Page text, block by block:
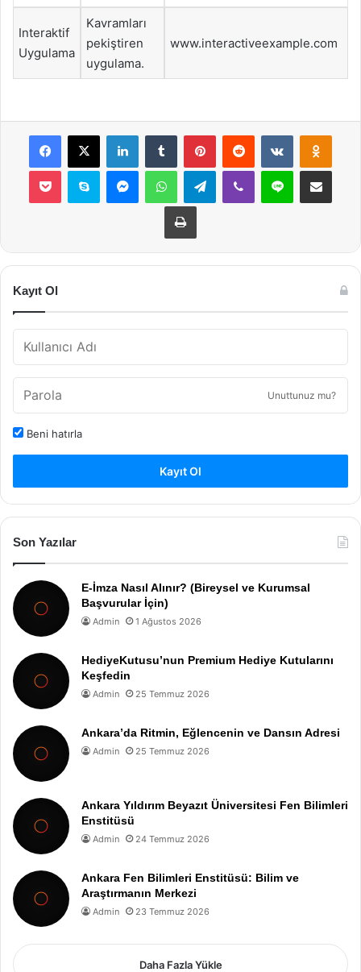
Interaktif
Uygulama
Kavramları
pekiştiren
uygulama.
www.interactiveexample.com
Facebook
X LinkedInTumblr PinterestReddit VKontakte
Pocket Skype MessengerWhatsAppTelegramViber Line E-Posta ile
Yazdır
Kayıt Ol
Unuttunuz mu?
Beni hatırla
Kayıt Ol
Son Yazılar
E-İmza Nasıl Alınır? (Bireysel ve Kurumsal
Başvurular İçin)
Admin 1 Ağustos 2026
HediyeKutusu’nun Premium Hediye Kutularını
Keşfedin
Admin 25 Temmuz 2026
Ankara’da Ritmin, Eğlencenin ve Dansın Adresi
Admin 25 Temmuz 2026
Ankara Yıldırım Beyazıt Üniversitesi Fen Bilimleri
Enstitüsü
Admin 24 Temmuz 2026
Ankara Fen Bilimleri Enstitüsü: Bilim ve
Araştırmanın Merkezi
Admin 23 Temmuz 2026
Daha Fazla Yükle